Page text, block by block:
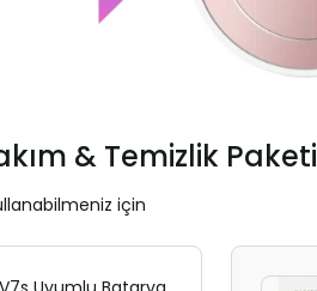
& Temizlik Paketi
için